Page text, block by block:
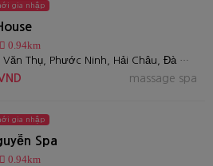
gia nhập
0.94km
82 Hoàng Văn Thụ, Phước Ninh, Hải Châu, Đà Nẵng
massage spa
gia nhập
Spa
0.94km